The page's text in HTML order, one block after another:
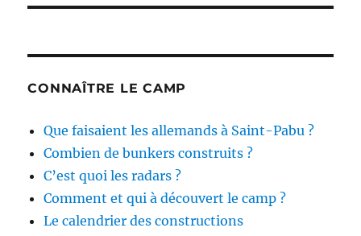
CONNAÎTRE LE CAMP
Que faisaient les allemands à Saint-Pabu ?
Combien de bunkers construits ?
C’est quoi les radars ?
Comment et qui à découvert le camp ?
Le calendrier des constructions